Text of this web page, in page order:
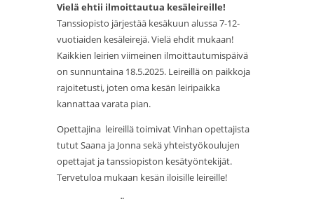
Vielä ehtii ilmoittautua kesäleireille!
Tanssiopisto järjestää kesäkuun alussa 7-12-
vuotiaiden kesäleirejä. Vielä ehdit mukaan!
Kaikkien leirien viimeinen ilmoittautumispäivä
on sunnuntaina 18.5.2025. Leireillä on paikkoja
rajoitetusti, joten oma kesän leiripaikka
kannattaa varata pian.
Opettajina leireillä toimivat Vinhan opettajista
tutut Saana ja Jonna sekä yhteistyökoulujen
opettajat ja tanssiopiston kesätyöntekijät.
Tervetuloa mukaan kesän iloisille leireille!